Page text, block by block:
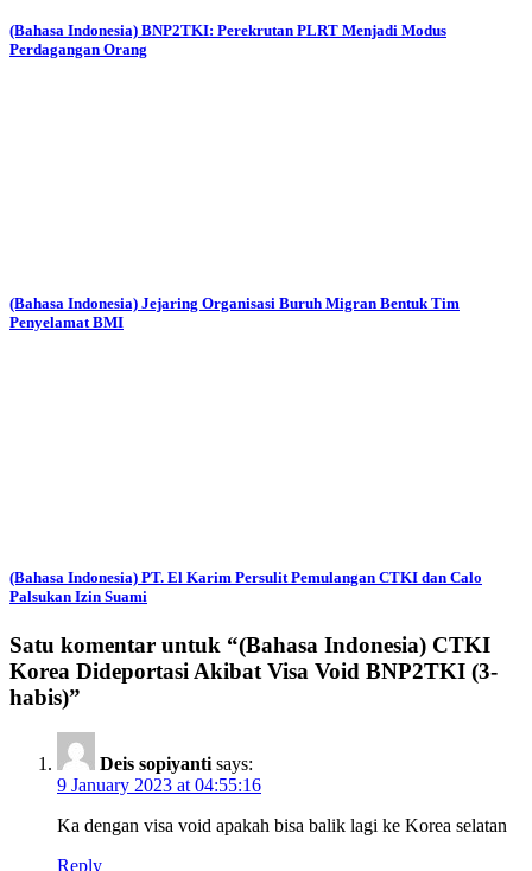
(Bahasa Indonesia) BNP2TKI: Perekrutan PLRT Menjadi Modus
Perdagangan Orang
(Bahasa Indonesia) Jejaring Organisasi Buruh Migran Bentuk Tim
Penyelamat BMI
(Bahasa Indonesia) PT. El Karim Persulit Pemulangan CTKI dan Calo
Palsukan Izin Suami
Satu komentar untuk “(Bahasa Indonesia) CTKI
Korea Dideportasi Akibat Visa Void BNP2TKI (3-
habis)”
Deis sopiyanti says:
9 January 2023 at 04:55:16
Ka dengan visa void apakah bisa balik lagi ke Korea selatan
Reply